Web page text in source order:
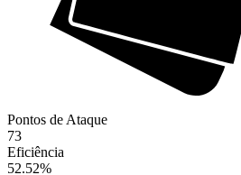
Pontos de Ataque
73
Eficiência
52.52%